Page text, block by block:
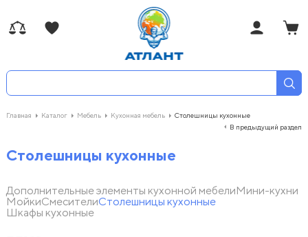
Главная Каталог Мебель Кухонная мебель
Столешницы кухонные
В предыдущий раздел
Столешницы кухонные
Дополнительные элементы кухонной мебелиМини-кухни
МойкиСмесителиСтолешницы кухонные
Шкафы кухонные